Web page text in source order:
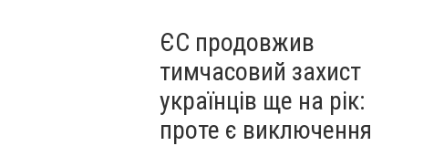
ЄС продовжив
тимчасовий захист
українців ще на рік:
проте є виключення